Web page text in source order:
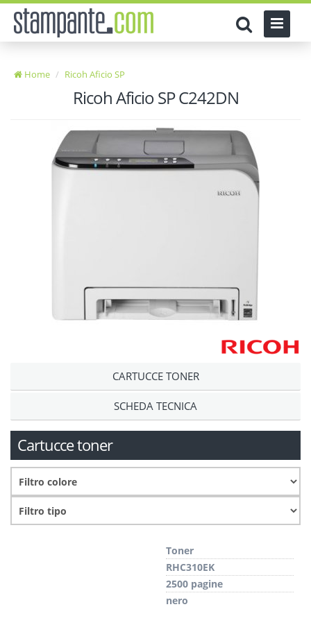
Home Ricoh Aficio SP
Ricoh Aficio SP C242DN
CARTUCCE TONER
SCHEDA TECNICA
Cartucce toner
Toner
RHC310EK
2500 pagine
nero